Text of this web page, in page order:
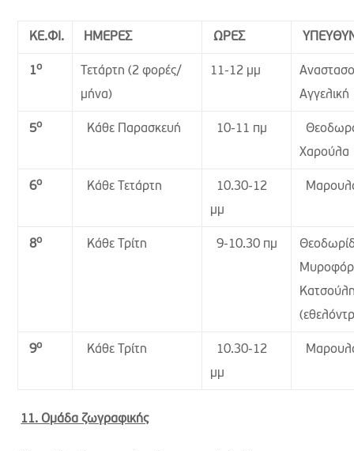
ΚΕ.ΦΙ. ΗΜΕΡΕΣ ΩΡΕΣ
1ο
Τετάρτη (2 φορές/
μήνα)
11-12 μμ
Αγγελική
5ο Κάθε Παρασκευή 10-11 πμ
Χαρούλα
6ο Κάθε Τετάρτη
10.30-12
μμ
8ο Κάθε Τρίτη 9-10.30 πμ
9ο Κάθε Τρίτη
10.30-12
μμ
11. Ομάδα ζωγραφικής